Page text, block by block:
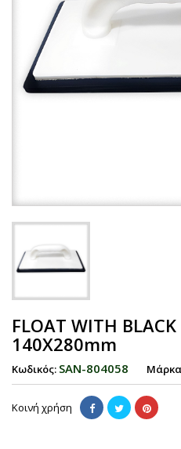
FLOAT WITH BLACK
140X280mm
Κωδικός: SAN-804058 Μάρκα
Κοινή χρήση